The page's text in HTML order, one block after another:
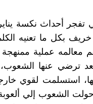
أحداث نكسة
خريف بكل ما تعنيه
معالمه عملية
ترضي عنها
استسلمت لقوي
الشعوب إلي